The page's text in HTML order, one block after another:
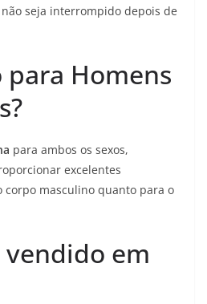
seja interrompido depois de
para Homens
para ambos os sexos,
excelentes
corpo masculino quanto para o
vendido em